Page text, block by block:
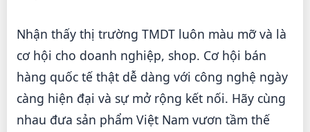
Nhận thấy thị trường TMDT luôn màu mỡ và là
cơ hội cho doanh nghiệp, shop. Cơ hội bán
hàng quốc tế thật dễ dàng với công nghệ ngày
càng hiện đại và sự mở rộng kết nối. Hãy cùng
nhau đưa sản phẩm Việt Nam vươn tầm thế